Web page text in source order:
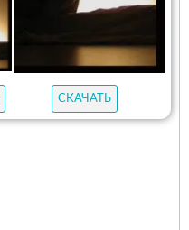
СКАЧАТЬ